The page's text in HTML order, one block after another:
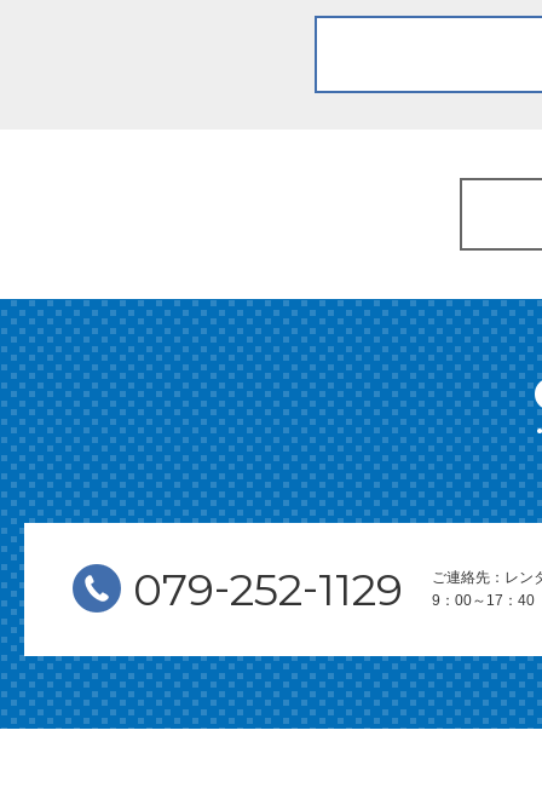
079-252-1129
ご連絡先：レン
9：00～17：